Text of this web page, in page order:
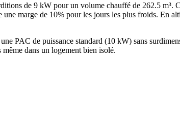
de 9 kW pour un volume chauffé de 262.5
marge de 10% pour les jours les plus froids. En
PAC de puissance standard (10 kW) sans
dans un logement bien isolé.